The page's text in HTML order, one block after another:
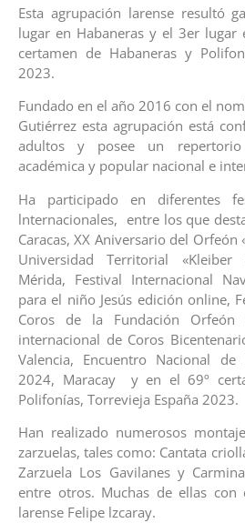
Esta agrupación larense resultó
lugar en Habaneras y el 3er lugar
certamen de Habaneras y
2023.
Fundado en el año 2016 con el
Gutiérrez esta agrupación está
adultos y posee un
académica y popular nacional e
Ha participado en diferentes
lnternacionales, entre los que
Caracas, XX Aniversario del Orfeón
Universidad Territorial «Kleiber
Mérida, Festival Internacional
para el niño Jesús edición online,
Coros de la Fundación Orfeón
internacional de Coros
Valencia, Encuentro Nacional de
2024, Maracay y en el 69º
Polifonías, Torrevieja España 2023.
Han realizado numerosos
zarzuelas, tales como: Cantata
Zarzuela Los Gavilanes y
entre otros. Muchas de ellas con
larense Felipe lzcaray.